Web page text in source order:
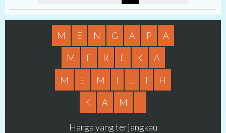
M E N G A P
A
M
E R E K
A
M
E M I L I
H
K
A M I
Harga yang terjangkau